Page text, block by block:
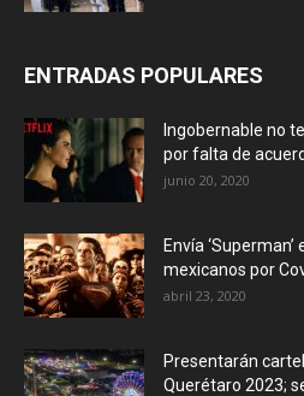
ENTRADAS POPULARES
Ingobernable no
por falta de
junio 20, 2020
Envía
mexicanos por
abril 23, 2020
Presentarán
Querétaro 2023;